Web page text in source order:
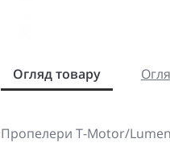
Огляд товару
Пропелери T-Motor/